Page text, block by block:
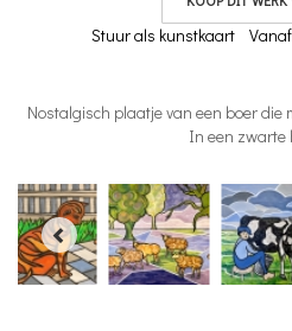
Stuur als kunstkaart
Nostalgisch plaatje van een boer die
In een zwarte